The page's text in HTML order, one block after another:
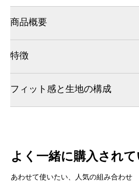
商品概要
特徴
フィット感と生地の構成
よく一緒に購入され
あわせて使いたい、人気の組み合わせ